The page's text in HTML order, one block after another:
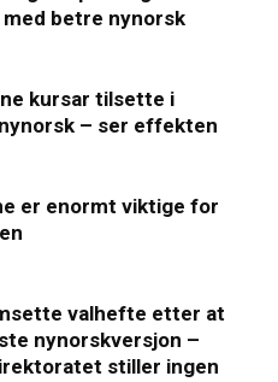
med betre nynorsk
kursar tilsette i
– ser effekten
er enormt viktige for
valhefte etter at
nynorskversjon –
stiller ingen